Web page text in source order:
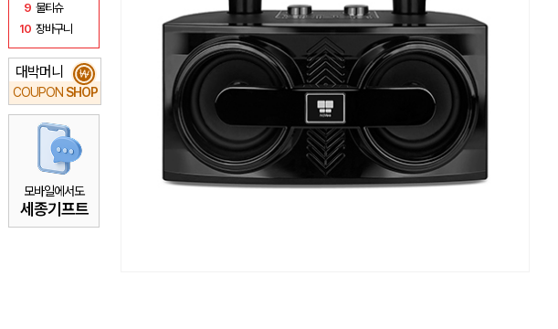
9 물티슈
10 장바구니
대박머니
COUPON SHOP
₩
모바일에서도
세종기프트